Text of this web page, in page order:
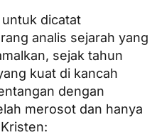
dicatat
analis sejarah yang
sejak tahun
kuat di kancah
dengan
merosot dan hanya